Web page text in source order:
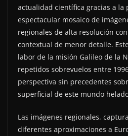
actualidad científica gracias a la
espectacular mosaico de
regionales de alta resolución
contextual de menor detalle.
labor de la misión Galileo de la
repetidos sobrevuelos entre
perspectiva sin precedentes
superficial de este mundo
Las imágenes regionales,
diferentes aproximaciones a